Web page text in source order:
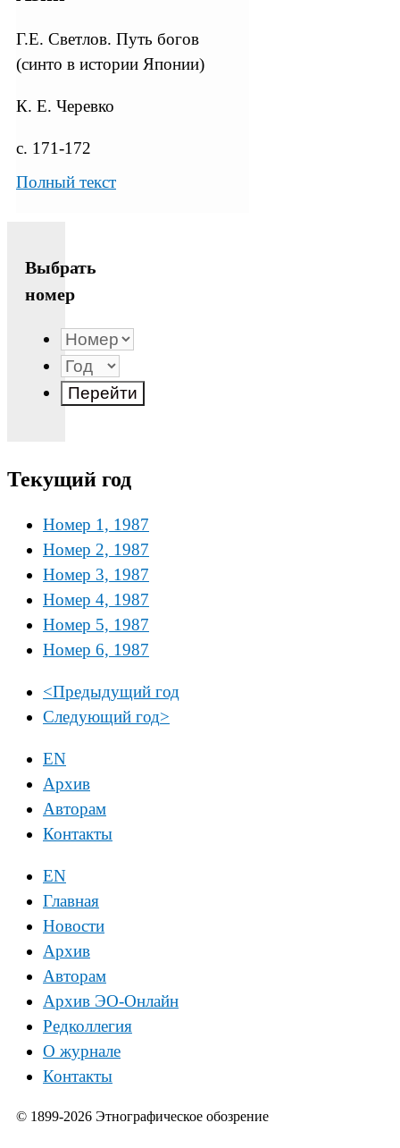
Г.Е. Светлов. Путь богов
(синто в истории Японии)
К. Е. Черевко
с. 171-172
Полный текст
Выбрать
номер
Текущий год
Номер 1, 1987
Номер 2, 1987
Номер 3, 1987
Номер 4, 1987
Номер 5, 1987
Номер 6, 1987
<Предыдущий год
Следующий год>
EN
Архив
Авторам
Контакты
EN
Главная
Новости
Архив
Авторам
Архив ЭО-Онлайн
Редколлегия
О журнале
Контакты
© 1899-2026 Этнографическое обозрение